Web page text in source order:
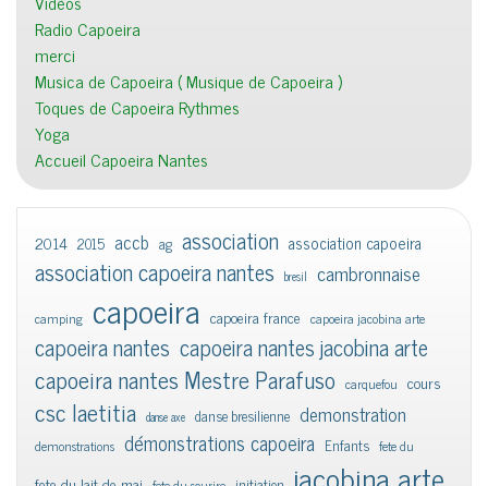
Radio Capoeira
merci
Musica de Capoeira ( Musique de Capoeira )
Toques de Capoeira Rythmes
Yoga
Accueil Capoeira Nantes
2014 2015 accb ag association association capoeira
association capoeira nantes bresil cambronnaise
camping capoeira capoeira france capoeira jacobina arte
capoeira nantes capoeira nantes jacobina arte
capoeira nantes Mestre Parafuso carquefou cours
csc laetitia danse axe danse bresilienne demonstration
demonstrations démonstrations capoeira Enfants fete du